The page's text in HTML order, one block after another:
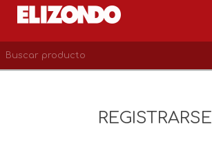
REGISTRARSE